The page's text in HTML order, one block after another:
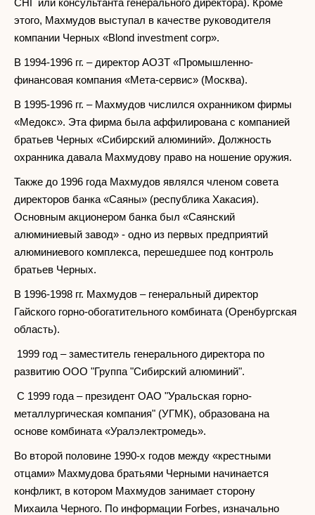
этого, Махмудов выступал в качестве руководителя
компании Черных «Blond investment corp».
В 1994-1996 гг. – директор АОЗТ «Промышленно-
финансовая компания «Мета-сервис» (Москва).
В 1995-1996 гг. – Махмудов числился охранником фирмы
«Медокс». Эта фирма была аффилирована с компанией
братьев Черных «Сибирский алюминий». Должность
охранника давала Махмудову право на ношение оружия.
Также до 1996 года Махмудов являлся членом совета
директоров банка «Саяны» (республика Хакасия).
Основным акционером банка был «Саянский
алюминиевый завод» - одно из первых предприятий
алюминиевого комплекса, перешедшее под контроль
братьев Черных.
В 1996-1998 гг. Махмудов – генеральный директор
Гайского горно-обогатительного комбината (Оренбургская
область).
1999 год – заместитель генерального директора по
развитию ООО "Группа "Сибирский алюминий".
С 1999 года – президент ОАО "Уральская горно-
металлургическая компания" (УГМК), образована на
основе комбината «Уралэлектромедь».
Во второй половине 1990-х годов между «крестными
отцами» Махмудова братьями Черными начинается
конфликт, в котором Махмудов занимает сторону
Михаила Черного. По информации Forbes, изначально